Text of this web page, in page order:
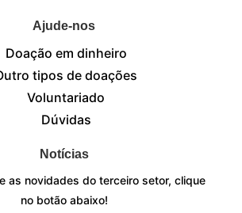
Ajude-nos
Doação em dinheiro
tipos de doações
Voluntariado
Dúvidas
Notícias
as novidades do terceiro setor, clique
no botão abaixo!